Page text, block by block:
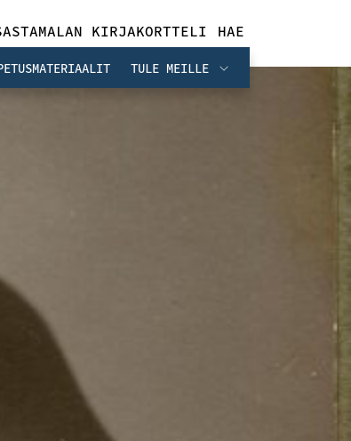
KIRJAKORTTELI HAE
TULE MEILLE